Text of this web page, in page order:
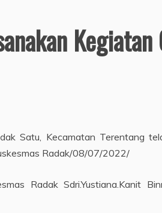
Kegiatan
Satu, Kecamatan Terentang
Radak/08/07/2022/
Radak Sdri.Yustiana.Kanit